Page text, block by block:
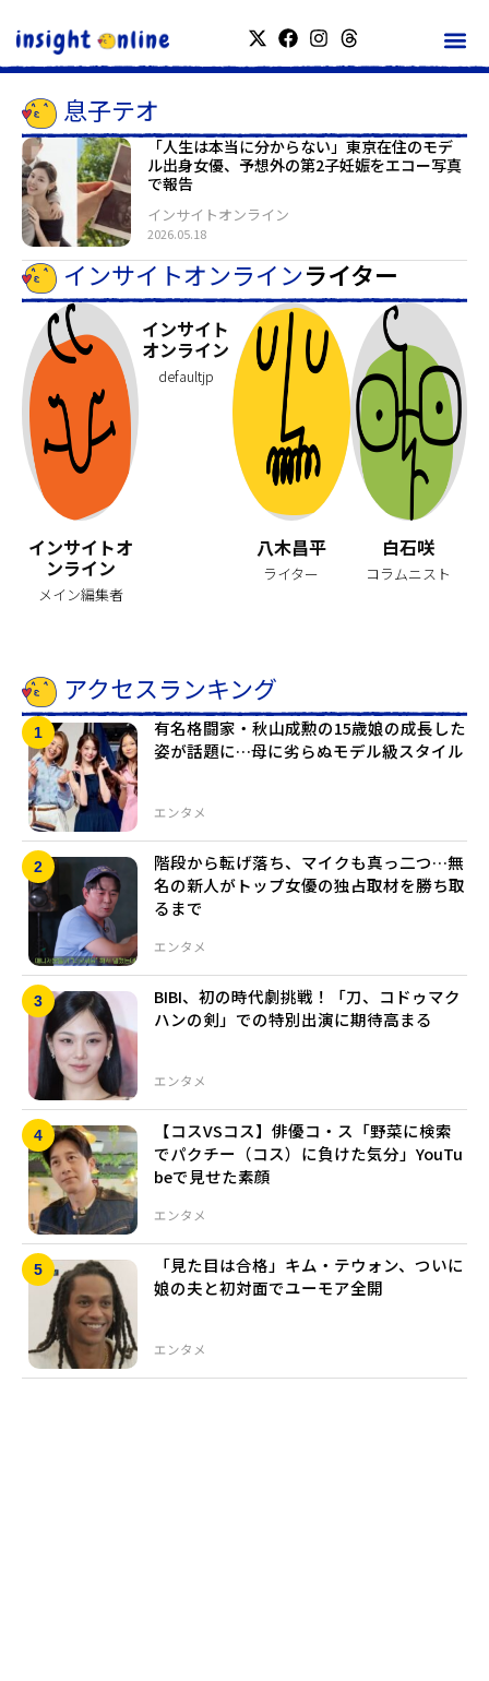
息子テオ
「人生は本当に分からない」東京在住のモデ
ル出身女優、予想外の第2子妊娠をエコー写真
で報告
2026.05.18
インサイトオンライン
インサイトオンラインライター
インサイトオ
ンライン
メイン編集者
インサイト
オンライン
defaultjp
八木昌平
ライター
白石咲
コラムニスト
アクセスランキング
エンタメ
有名格闘家・秋山成勲の15歳娘の成長した
姿が話題に…母に劣らぬモデル級スタイル
エンタメ
階段から転げ落ち、マイクも真っ二つ…無
名の新人がトップ女優の独占取材を勝ち取
るまで
エンタメ
BIBI、初の時代劇挑戦！「刀、コドゥマク
ハンの剣」での特別出演に期待高まる
エンタメ
【コスVSコス】俳優コ・ス「野菜に検索
でパクチー（コス）に負けた気分」YouTu
beで見せた素顔
エンタメ
「見た目は合格」キム・テウォン、ついに
娘の夫と初対面でユーモア全開